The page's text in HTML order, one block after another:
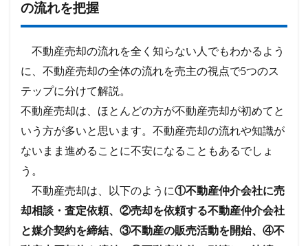
の流れを把握
不動産売却の流れを全く知らない人でもわかるよう
に、不動産売却の全体の流れを売主の視点で5つのス
テップに分けて解説。
不動産売却は、ほとんどの方が不動産売却が初めてと
いう方が多いと思います。不動産売却の流れや知識が
ないまま進めることに不安になることもあるでしょ
う。
不動産売却は、以下のように①不動産仲介会社に売
却相談・査定依頼、②売却を依頼する不動産仲介会社
と媒介契約を締結、③不動産の販売活動を開始、④不